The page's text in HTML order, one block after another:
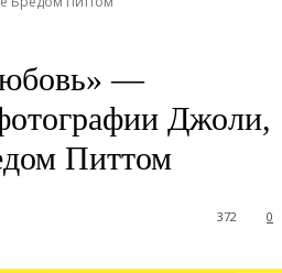
—
Джоли,
Питтом
0
372